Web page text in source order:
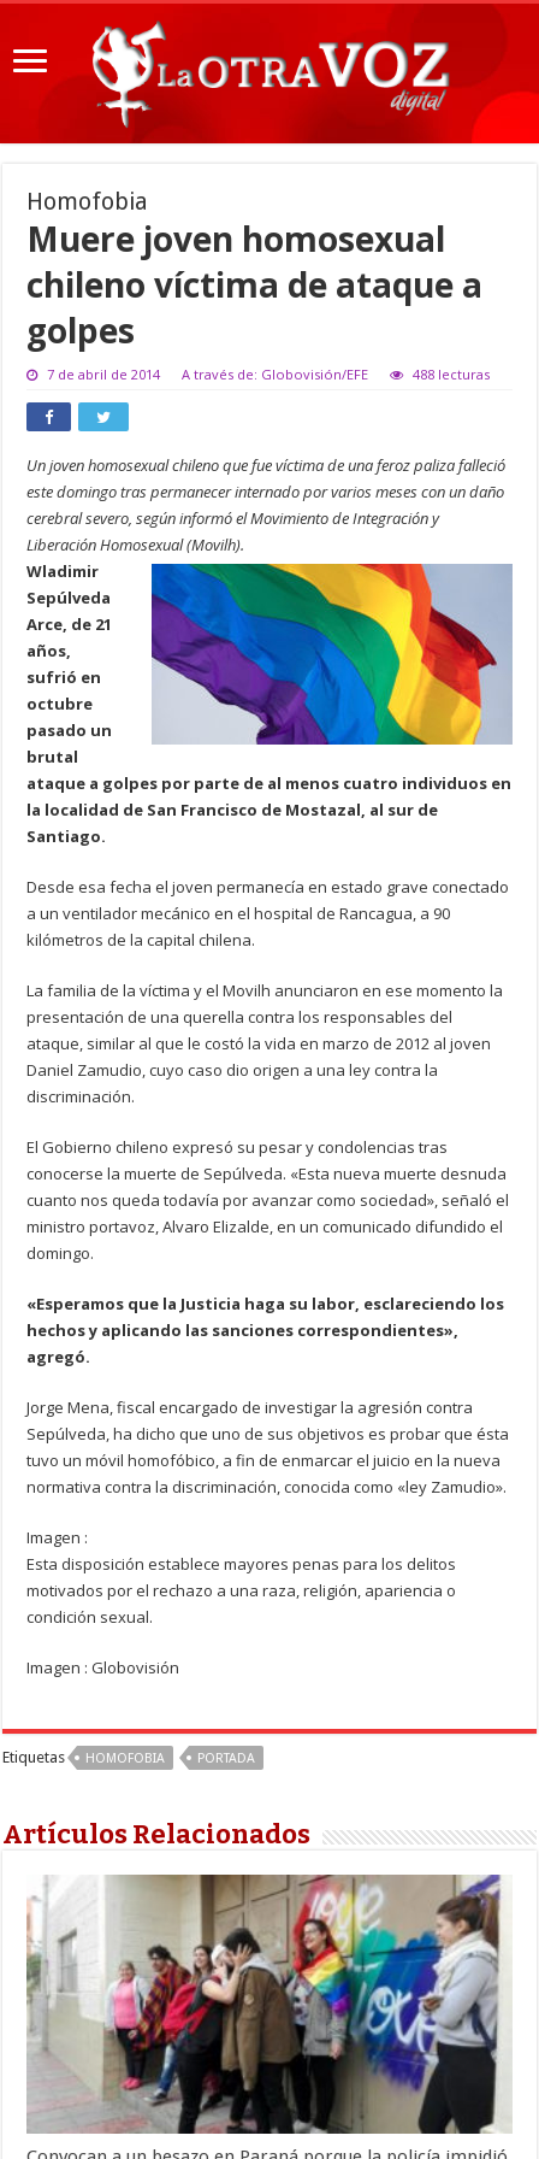
Homofobia
Muere joven homosexual
chileno víctima de ataque a
golpes
7 de abril de 2014 A través de: Globovisión/EFE 488 lecturas
Un joven homosexual chileno que fue víctima de una feroz paliza falleció
este domingo tras permanecer internado por varios meses con un daño
cerebral severo, según informó el Movimiento de Integración y
Liberación Homosexual (Movilh).
Wladimir
Sepúlveda
Arce, de 21
años,
sufrió en
octubre
pasado un
brutal
ataque a golpes por parte de al menos cuatro individuos en
la localidad de San Francisco de Mostazal, al sur de
Santiago.
Desde esa fecha el joven permanecía en estado grave conectado
a un ventilador mecánico en el hospital de Rancagua, a 90
kilómetros de la capital chilena.
La familia de la víctima y el Movilh anunciaron en ese momento la
presentación de una querella contra los responsables del
ataque, similar al que le costó la vida en marzo de 2012 al joven
Daniel Zamudio, cuyo caso dio origen a una ley contra la
discriminación.
El Gobierno chileno expresó su pesar y condolencias tras
conocerse la muerte de Sepúlveda. «Esta nueva muerte desnuda
cuanto nos queda todavía por avanzar como sociedad», señaló el
ministro portavoz, Alvaro Elizalde, en un comunicado difundido el
domingo.
«Esperamos que la Justicia haga su labor, esclareciendo los
hechos y aplicando las sanciones correspondientes»,
agregó.
Jorge Mena, fiscal encargado de investigar la agresión contra
Sepúlveda, ha dicho que uno de sus objetivos es probar que ésta
tuvo un móvil homofóbico, a fin de enmarcar el juicio en la nueva
normativa contra la discriminación, conocida como «ley Zamudio».
Imagen :
Esta disposición establece mayores penas para los delitos
motivados por el rechazo a una raza, religión, apariencia o
condición sexual.
Imagen : Globovisión
Etiquetas HOMOFOBIA PORTADA
Artículos Relacionados